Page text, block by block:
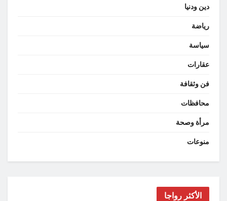
دين ودنيا
رياضة
سياسة
عقارات
فن وثقافة
محافظات
مرأة وصحة
منوعات
الأكثر رواجا